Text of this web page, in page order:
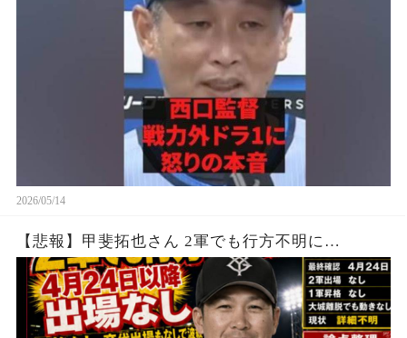
2026/05/14
【悲報】甲斐拓也さん 2軍でも行方不明に…